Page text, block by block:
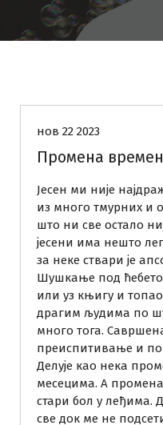
нов 22 2023
Промена
Јесен ми није
из много тмурних и
што ни све остало
јесени има нешто
за неке ствари је
Шушкање под
или уз књигу и
драгим људима по
много тога.
преиспитивање и
Делује као нека
месецима. А
стари бол у леђима.
све док ме не